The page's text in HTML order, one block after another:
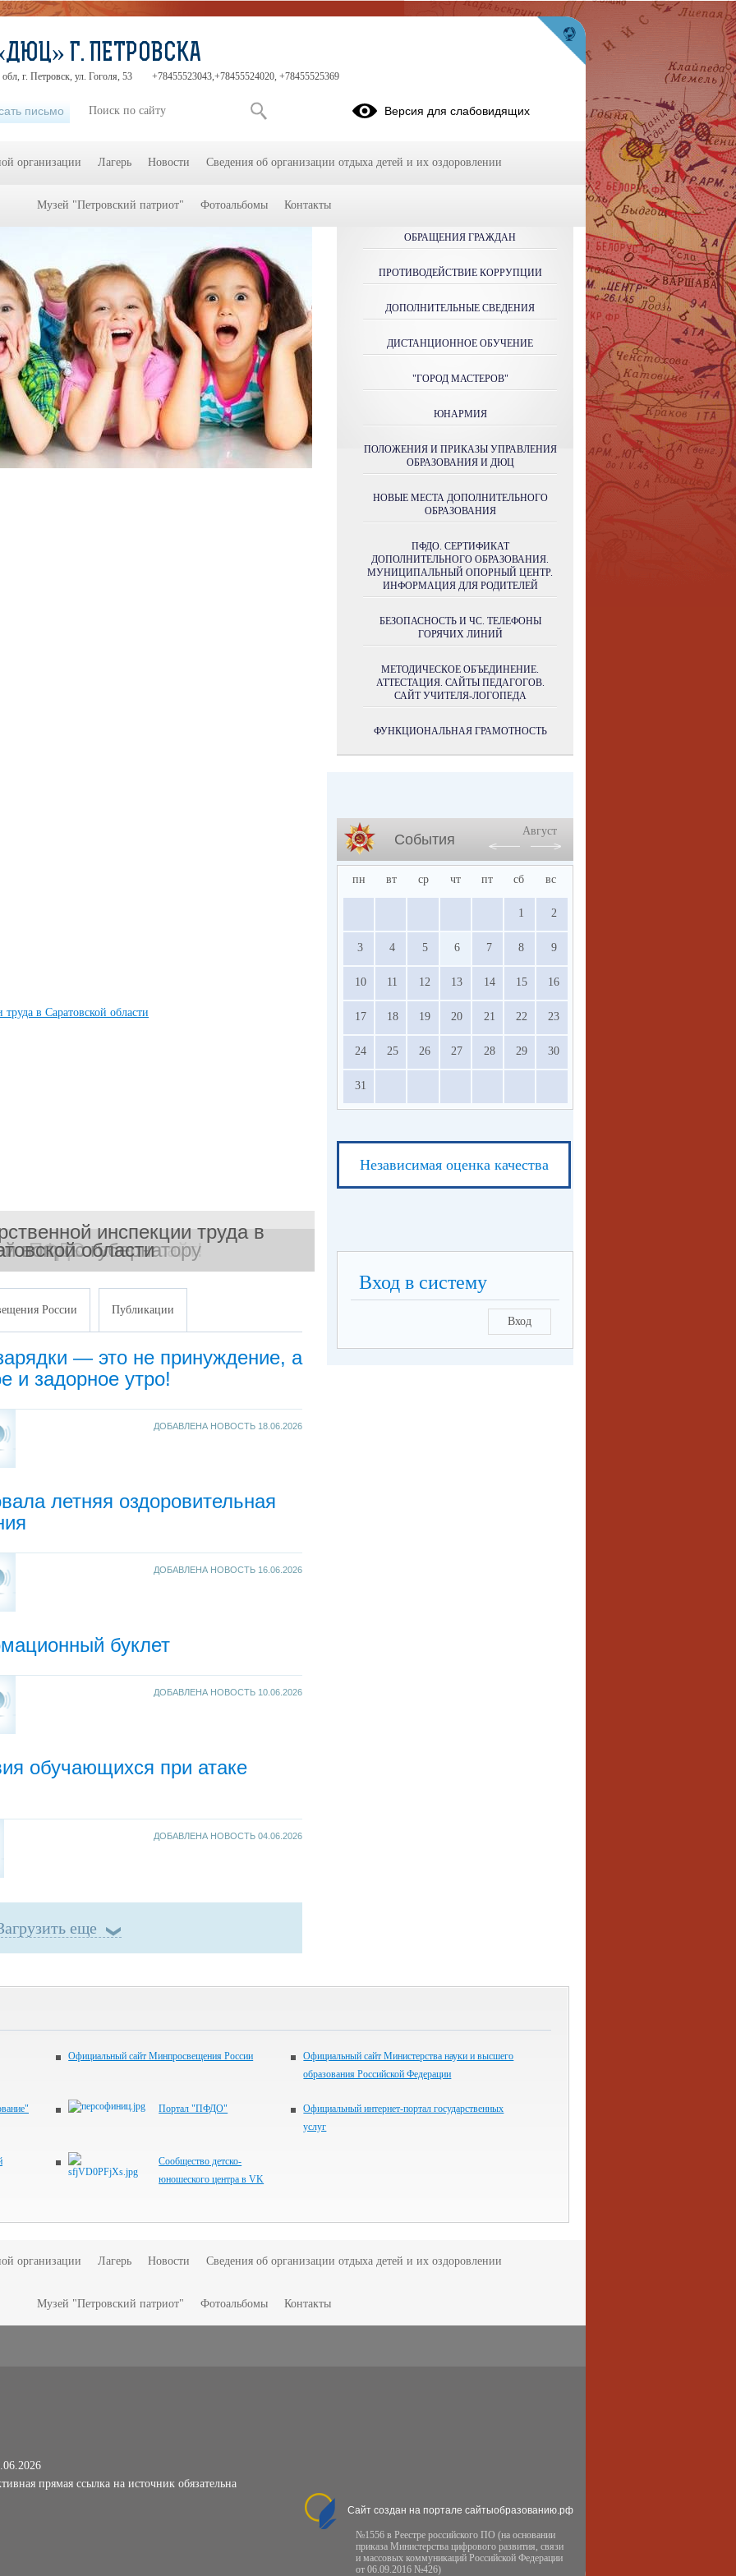
на наш сайт!
ПФДО
вопрос губернатору
инспекции труда в
области
России Публикации
— это не принуждение, а
и задорное утро!
ДОБАВЛЕНА НОВОСТЬ 18.06.2026
летняя оздоровительная
ДОБАВЛЕНА НОВОСТЬ 16.06.2026
буклет
ДОБАВЛЕНА НОВОСТЬ 10.06.2026
обучающихся при атаке
ДОБАВЛЕНА НОВОСТЬ 04.06.2026
еще
ОБРАЩЕНИЯ ГРАЖДАН
ПРОТИВОДЕЙСТВИЕ КОРРУПЦИИ
ДОПОЛНИТЕЛЬНЫЕ СВЕДЕНИЯ
ДИСТАНЦИОННОЕ ОБУЧЕНИЕ
"ГОРОД МАСТЕРОВ"
ЮНАРМИЯ
ПОЛОЖЕНИЯ И ПРИКАЗЫ УПРАВЛЕНИЯ
ОБРАЗОВАНИЯ И ДЮЦ
НОВЫЕ МЕСТА ДОПОЛНИТЕЛЬНОГО
ОБРАЗОВАНИЯ
ПФДО. СЕРТИФИКАТ
ДОПОЛНИТЕЛЬНОГО ОБРАЗОВАНИЯ.
МУНИЦИПАЛЬНЫЙ ОПОРНЫЙ ЦЕНТР.
ИНФОРМАЦИЯ ДЛЯ РОДИТЕЛЕЙ
БЕЗОПАСНОСТЬ И ЧС. ТЕЛЕФОНЫ
ГОРЯЧИХ ЛИНИЙ
МЕТОДИЧЕСКОЕ ОБЪЕДИНЕНИЕ.
АТТЕСТАЦИЯ. САЙТЫ ПЕДАГОГОВ.
САЙТ УЧИТЕЛЯ-ЛОГОПЕДА
ФУНКЦИОНАЛЬНАЯ ГРАМОТНОСТЬ
События
Август
пн вт ср чт пт сб вс
1 2
3 4 5 6 7 8 9
10 11 12 13 14 15 16
17 18 19 20 21 22 23
24 25 26 27 28 29 30
31
Независимая оценка качества
Вход в систему
Вход
Официальный сайт Минпросвещения России
Официальный сайт Министерства науки и высшего
образования Российской Федерации
Портал "ПФДО"
Официальный интернет-портал государственных
услуг
Сообщество детско-
юношеского центра в VK
Г. ПЕТРОВСКА
г. Петровск, ул. Гоголя, 53 +78455523043,+78455524020, +78455525369
письмо Версия для слабовидящих
организации Лагерь Новости Сведения об организации отдыха детей и их оздоровлении
Музей "Петровский патриот" Фотоальбомы Контакты
организации Лагерь Новости Сведения об организации отдыха детей и их оздоровлении
Музей "Петровский патриот" Фотоальбомы Контакты
прямая ссылка на источник обязательна
Сайт создан на портале сайтыобразованию.рф
№1556 в Реестре российского ПО (на основании
приказа Министерства цифрового развития, связи
и массовых коммуникаций Российской Федерации
от 06.09.2016 №426)